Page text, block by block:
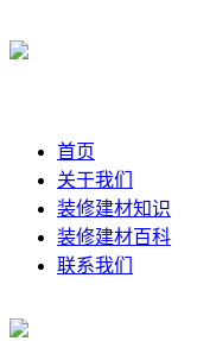
首页
关于我们
装修建材知识
装修建材百科
联系我们